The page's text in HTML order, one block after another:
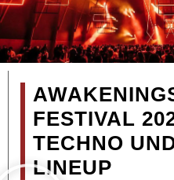
FESTIVAL
TECHNO
LINEUP